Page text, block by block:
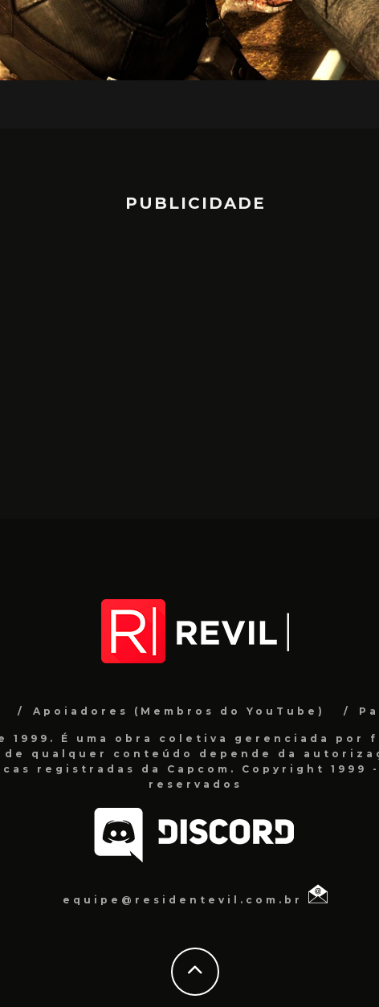
PUBLICIDADE
Apoiadores (Membros do YouTube)
1999. É uma obra coletiva gerenciada por
qualquer conteúdo depende da
registradas da Capcom. Copyright 1999
reservados
equipe@residentevil.com.br